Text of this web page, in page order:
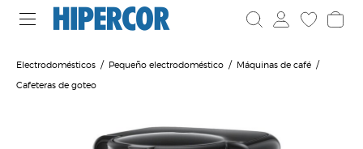
Electrodomésticos Pequeño electrodoméstico
Máquinas de café
Cafeteras de goteo